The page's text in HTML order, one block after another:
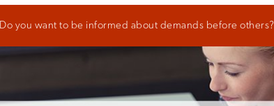
Do you want to be informed about demands before others?